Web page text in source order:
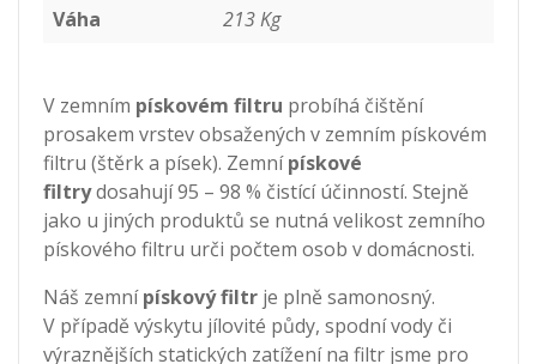
Váha
213 Kg
V zemním pískovém filtru probíhá čištění
prosakem vrstev obsažených v zemním pískovém
filtru (štěrk a písek). Zemnípískové
filtrydosahují 95 – 98 % čistící účinností. Stejně
jako u jiných produktů se nutná velikost zemního
pískového filtru urči počtem osob v domácnosti.
Náš zemnípískový filtr je plně samonosný.
V případě výskytu jílovité půdy, spodní vody či
výraznějších statických zatížení na filtr jsme pro